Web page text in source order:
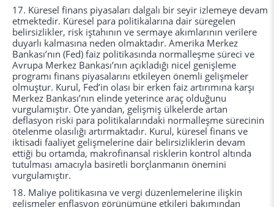
17. Küresel finans piyasaları dalgalı bir seyir izlemeye devam
etmektedir. Küresel para politikalarına dair süregelen
belirsizlikler, risk iştahının ve sermaye akımlarının verilere
duyarlı kalmasına neden olmaktadır. Amerika Merkez
Bankası’nın (Fed) faiz politikasında normalleşme süreci ve
Avrupa Merkez Bankası’nın açıkladığı nicel genişleme
programı finans piyasalarını etkileyen önemli gelişmeler
olmuştur. Kurul, Fed’in olası bir erken faiz artırımına karşı
Merkez Bankası’nın elinde yeterince araç olduğunu
vurgulamıştır. Öte yandan, gelişmiş ülkelerde artan
deflasyon riski para politikalarındaki normalleşme sürecinin
ötelenme olasılığı artırmaktadır. Kurul, küresel finans ve
iktisadi faaliyet gelişmelerine dair belirsizliklerin devam
ettiği bu ortamda, makrofinansal risklerin kontrol altında
tutulması amacıyla basiretli borçlanmanın önemini
vurgulamıştır.
18. Maliye politikasına ve vergi düzenlemelerine ilişkin
gelişmeler enflasyon görünümüne etkileri bakımından